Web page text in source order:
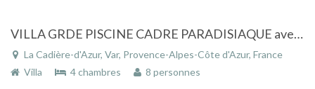
VILLA GRDE PISCINE CADRE PARADISIAQUE avec jardin entièrement paysagé dans un cadre de rêve, proche de Sanary sur mer (Var)
La Cadière-d'Azur, Var, Provence-Alpes-Côte d'Azur, France
Villa
4 chambres 8 personnes